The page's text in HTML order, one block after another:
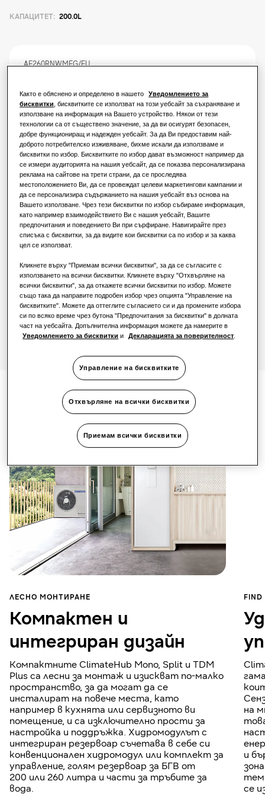
РЕШЕНИЯ ЗА ТЪРГОВСКИ СГРАДИ
Решения за климатизация
Начини за управление
РЕШЕНИЯ ЗА ЖИЛИЩНИ СГРАДИ
Какво е климатик и как работи?
РЕШЕНИЯ ЗА ТЪРГОВСКИ ОБЕКТИ
За хотели
За търговски обекти
За ресторанти
За офиси
Устойчиво развитие
One Samsung
SmartThings Pro
За Samsung
КАПАЦИТЕТ: 200.0L
резервоар
AE260RNWMEG/EU
Компактен размер на модула
Готовност за включване към
фотоволтаици и Smart Grid
Наличен капацитет
200.0L 260.0L
Налична мощност
Монофазен
Свържете се с нас
ЛЕСНО МОНТИРАНЕ
Компактен и
интегриран дизайн
Компактните ClimateHub Mono, Split и TDM
Plus са лесни за монтаж и изискват по-малко
пространство, за да могат да се
инсталират на повече места, като
например в кухнята или сервизното ви
помещение, и са изключително прости за
настройка и поддръжка. Хидромодулът с
интегриран резервоар съчетава в себе си
конвенционален хидромодул или комплект за
управление, голям резервоар за БГВ от
200 или 260 литра и части за тръбите за
вода.
FIND
на
и
се
Както е обяснено и определено в нашето
Уведомлението за
бисквитки , бисквитките се използват на този уебсайт за съхраняване и
използване на информация на Вашето устройство. Някои от тези
технологии са от съществено значение, за да ви осигурят безопасен,
добре функциониращ и надежден уебсайт. За да Ви предоставим най-
доброто потребителско изживяване, бихме искали да използваме и
бисквитки по избор. Бисквитките по избор дават възможност например да
се измери аудиторията на нашия уебсайт, да се показва персонализирана
реклама на сайтове на трети страни, да се проследява
местоположението Ви, да се провеждат целеви маркетингови кампании и
да се персонализира съдържанието на нашия уебсайт въз основа на
Вашето използване. Чрез тези бисквитки по избор събираме информация,
като например взаимодействието Ви с нашия уебсайт, Вашите
предпочитания и поведението Ви при сърфиране. Навигирайте през
списъка с бисквитки, за да видите кои бисквитки са по избор и за каква
цел се използват.
Кликнете върху "Приемам всички бисквитки", за да се съгласите с
използването на всички бисквитки. Кликнете върху "Отхвърляне на
всички бисквитки", за да откажете всички бисквитки по избор. Можете
също така да направите подробен избор чрез опцията "Управление на
бисквитките". Можете да оттеглите съгласието си и да промените избора
си по всяко време чрез бутона "Предпочитания за бисквитки" в долната
част на уебсайта. Допълнителна информация можете да намерите в
Уведомлението за бисквитки и Декларацията за поверителност
Управление на бисквитките
Отхвърляне на всички бисквитки
Приемам всички бисквитки